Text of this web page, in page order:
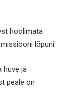
hoolimata
lõpuni.
huve ja
peale on